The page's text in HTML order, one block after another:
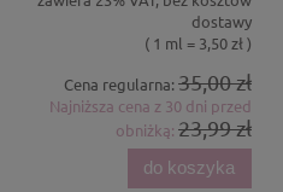
dostawy
( 1 ml = 3,50 zł )
Cena regularna: 35,00 zł
Najniższa cena z 30 dni przed
obniżką: 23,99 zł
do koszyka